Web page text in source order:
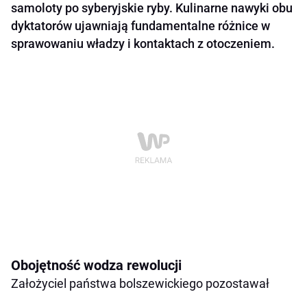
samoloty po syberyjskie ryby. Kulinarne nawyki obu
dyktatorów ujawniają fundamentalne różnice w
sprawowaniu władzy i kontaktach z otoczeniem.
Obojętność wodza rewolucji
Założyciel państwa bolszewickiego pozostawał